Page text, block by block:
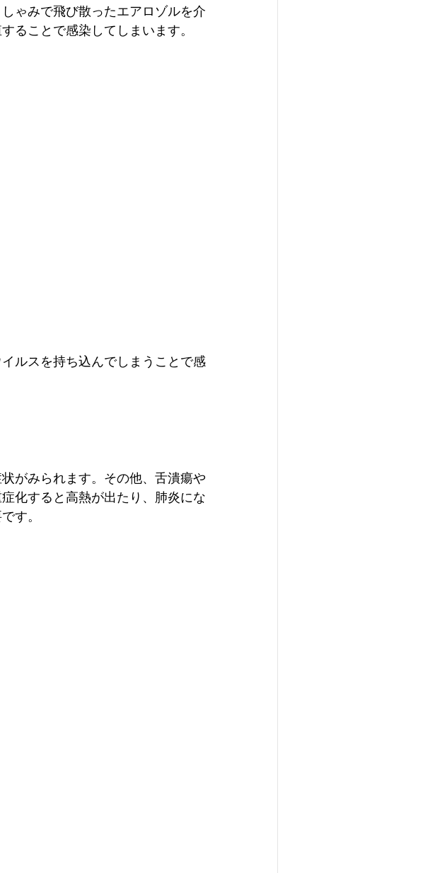
ゃみで飛び散ったエアロゾルを介
ることで感染してしまいます。
ルスを持ち込んでしまうことで感
がみられます。その他、舌潰瘍や
化すると高熱が出たり、肺炎にな
す。